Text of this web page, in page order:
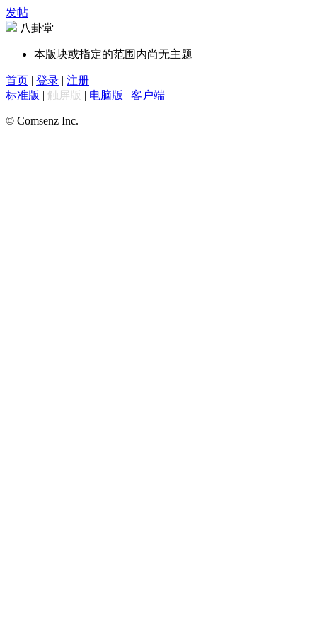
发帖
八卦堂
本版块或指定的范围内尚无主题
首页 | 登录 | 注册
标准版 | 触屏版 | 电脑版 | 客户端
© Comsenz Inc.